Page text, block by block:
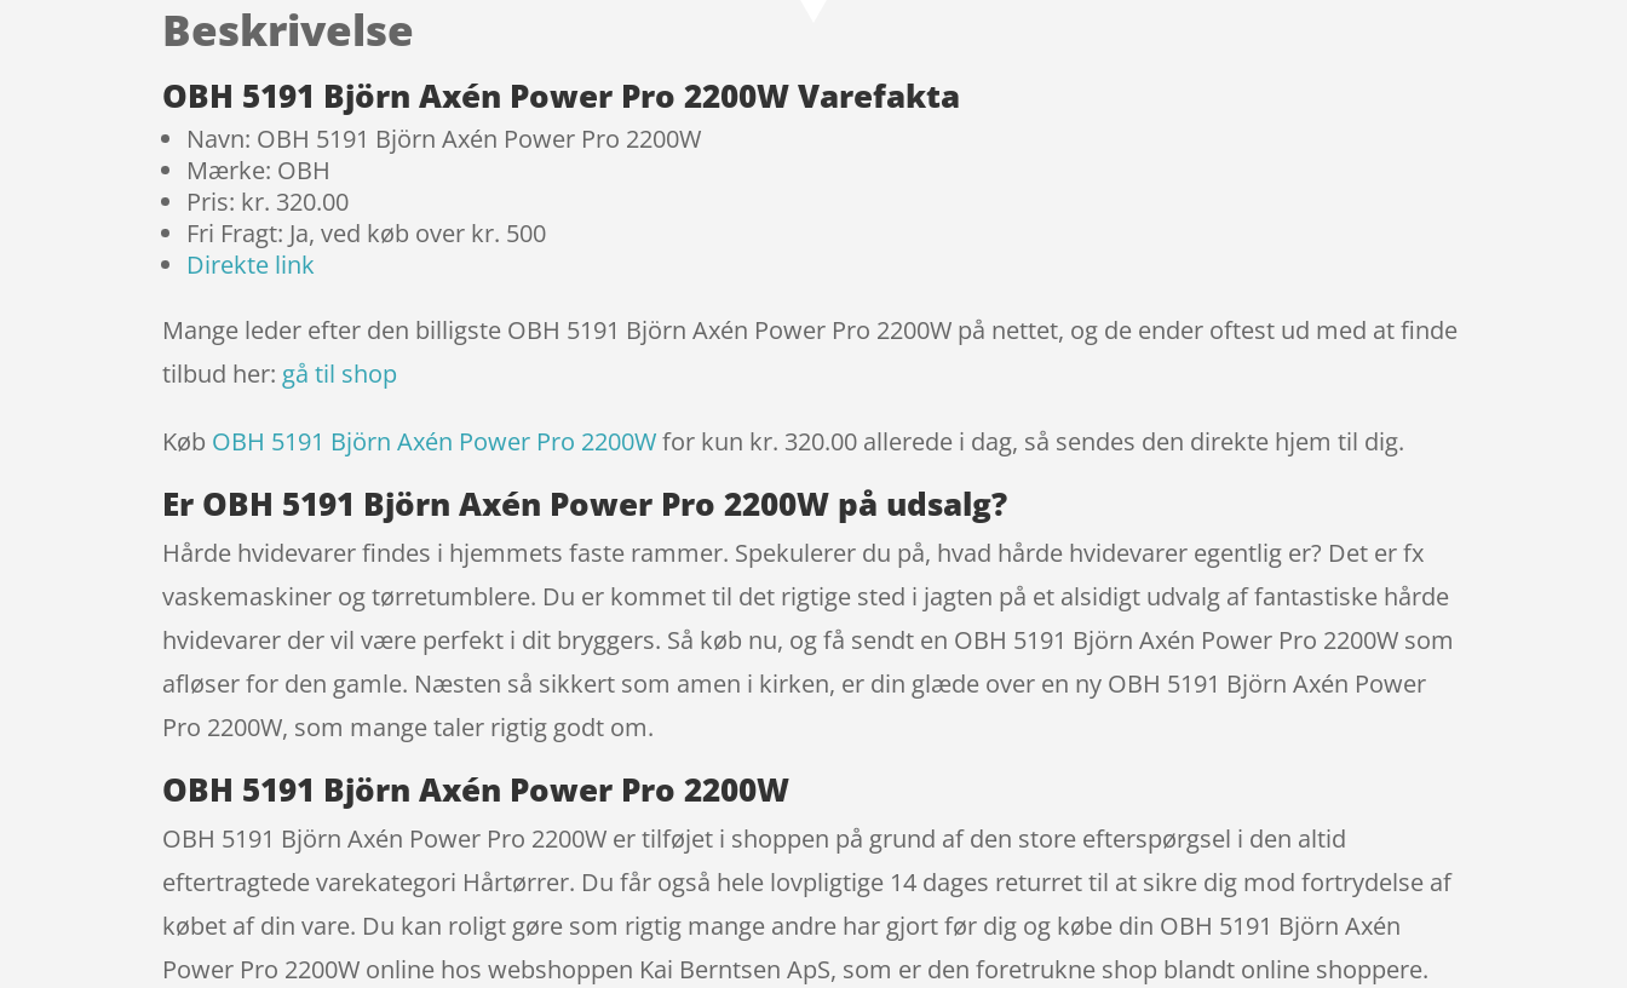
mmelser
Beskrivelse
OBH 5191 Björn Axén Power Pro 2200W Varefakta
Navn: OBH 5191 Björn Axén Power Pro 2200W
Mærke: OBH
Pris: kr. 320.00
Fri Fragt: Ja, ved køb over kr. 500
Direkte link
Mange leder efter den billigste OBH 5191 Björn Axén Power Pro 2200W på nettet, og de ender oftest ud med at finde
tilbud her: gå til shop
Køb OBH 5191 Björn Axén Power Pro 2200Wfor kun kr. 320.00 allerede i dag, så sendes den direkte hjem til dig.
Er OBH 5191 Björn Axén Power Pro 2200W på udsalg?
Hårde hvidevarer findes i hjemmets faste rammer. Spekulerer du på, hvad hårde hvidevarer egentlig er? Det er fx
vaskemaskiner og tørretumblere. Du er kommet til det rigtige sted i jagten på et alsidigt udvalg af fantastiske hårde
hvidevarer der vil være perfekt i dit bryggers. Så køb nu, og få sendt en OBH 5191 Björn Axén Power Pro 2200W som
afløser for den gamle. Næsten så sikkert som amen i kirken, er din glæde over en ny OBH 5191 Björn Axén Power
Pro 2200W, som mange taler rigtig godt om.
OBH 5191 Björn Axén Power Pro 2200W
OBH 5191 Björn Axén Power Pro 2200W er tilføjet i shoppen på grund af den store efterspørgsel i den altid
eftertragtede varekategori Hårtørrer. Du får også hele lovpligtige 14 dages returret til at sikre dig mod fortrydelse af
købet af din vare. Du kan roligt gøre som rigtig mange andre har gjort før dig og købe din OBH 5191 Björn Axén
Power Pro 2200W online hos webshoppen Kai Berntsen ApS, som er den foretrukne shop blandt online shoppere.